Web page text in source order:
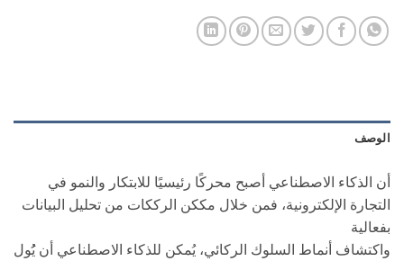
الوصف
أن الذكاء الاصطناعي أصبح محركًا رئيسيًا للابتكار والنمو في
التجارة الإلكترونية، فمن خلال مككن الرككات من تحليل البيانات
بفعالية
واكتشاف أنماط السلوك الركائي، يُمكن للذكاء الاصطناعي أن يُُول